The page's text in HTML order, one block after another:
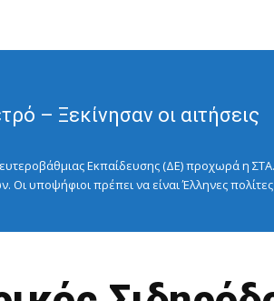
– Ξεκίνησαν οι αιτήσεις
Εκπαίδευσης (ΔΕ) προχωρά η
Οι υποψήφιοι πρέπει να είναι Έλληνες